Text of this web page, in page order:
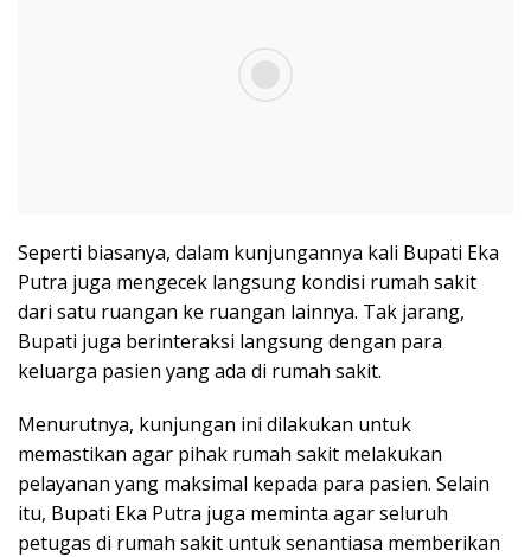
Seperti biasanya, dalam kunjungannya kali Bupati Eka
Putra juga mengecek langsung kondisi rumah sakit
dari satu ruangan ke ruangan lainnya. Tak jarang,
Bupati juga berinteraksi langsung dengan para
keluarga pasien yang ada di rumah sakit.
Menurutnya, kunjungan ini dilakukan untuk
memastikan agar pihak rumah sakit melakukan
pelayanan yang maksimal kepada para pasien. Selain
itu, Bupati Eka Putra juga meminta agar seluruh
petugas di rumah sakit untuk senantiasa memberikan